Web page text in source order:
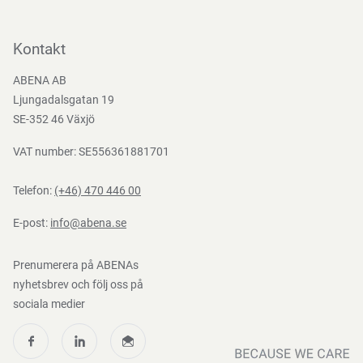
Bli kund
Nedladdningar
Kontakt
ABENA AB
Ljungadalsgatan 19
SE-352 46 Växjö
VAT number: SE556361881701
Telefon: (+46) 470 446 00
E-post: info@abena.se
Prenumerera på ABENAs
nyhetsbrev och följ oss på
sociala medier